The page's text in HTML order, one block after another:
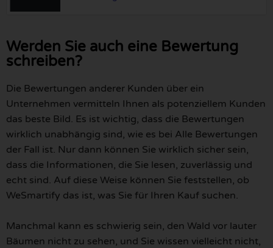
Werden Sie auch eine Bewertung
schreiben?
Die Bewertungen anderer Kunden über ein
Unternehmen vermitteln Ihnen als potenziellem Kunden
das beste Bild. Es ist wichtig, dass die Bewertungen
wirklich unabhängig sind, wie es bei Alle Bewertungen
der Fall ist. Nur dann können Sie wirklich sicher sein,
dass die Informationen, die Sie lesen, zuverlässig und
echt sind. Auf diese Weise können Sie feststellen, ob
WeSmartify das ist, was Sie für Ihren Kauf suchen.
Manchmal kann es schwierig sein, den Wald vor lauter
Bäumen nicht zu sehen, und Sie wissen vielleicht nicht,